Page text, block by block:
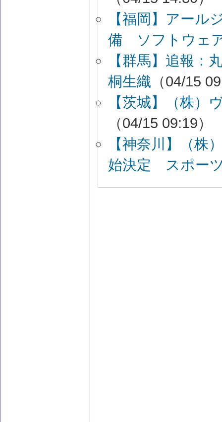
【福岡】アール
備 ソフトウェ
【群馬】追報
桐生織 （04/15
【茨城】（株）
（04/15 09:19）
【神奈川】（株
始決定 スポー